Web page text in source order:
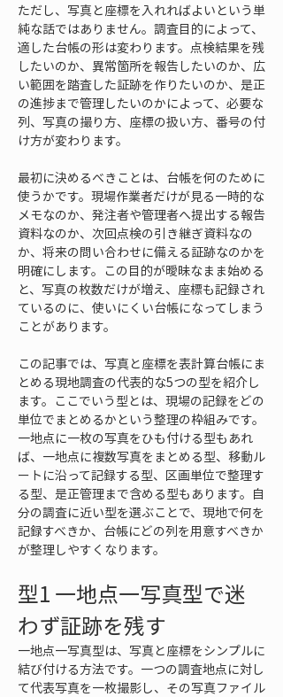
ただし、写真と座標を入れればよいという単
純な話ではありません。調査目的によって、
適した台帳の形は変わります。点検結果を残
したいのか、異常箇所を報告したいのか、広
い範囲を踏査した証跡を作りたいのか、是正
の進捗まで管理したいのかによって、必要な
列、写真の撮り方、座標の扱い方、番号の付
け方が変わります。
最初に決めるべきことは、台帳を何のために
使うかです。現場作業者だけが見る一時的な
メモなのか、発注者や管理者へ提出する報告
資料なのか、次回点検の引き継ぎ資料なの
か、将来の問い合わせに備える証跡なのかを
明確にします。この目的が曖昧なまま始める
と、写真の枚数だけが増え、座標も記録され
ているのに、使いにくい台帳になってしまう
ことがあります。
この記事では、写真と座標を表計算台帳にま
とめる現地調査の代表的な5つの型を紹介し
ます。ここでいう型とは、現場の記録をどの
単位でまとめるかという整理の枠組みです。
一地点に一枚の写真をひも付ける型もあれ
ば、一地点に複数写真をまとめる型、移動ル
ートに沿って記録する型、区画単位で整理す
る型、是正管理まで含める型もあります。自
分の調査に近い型を選ぶことで、現地で何を
記録すべきか、台帳にどの列を用意すべきか
が整理しやすくなります。
型1 一地点一写真型で迷
わず証跡を残す
一地点一写真型は、写真と座標をシンプルに
結び付ける方法です。一つの調査地点に対し
て代表写真を一枚撮影し、その写真ファイル